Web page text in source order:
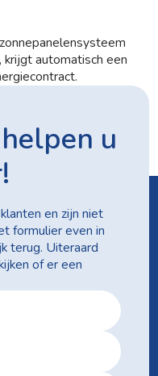
automatisch een
u
en zijn niet
formulier even in
terug. Uiteraard
of er een